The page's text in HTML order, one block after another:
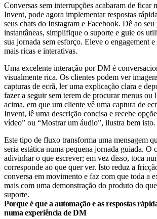
Conversas sem interrupções acabaram de ficar
Invent, pode agora implementar respostas
seus chats do Instagram e Facebook. Dê ao
instantâneas, simplifique o suporte e guie os
sua jornada sem esforço. Eleve o engagement
mais ricas e interativas.
Uma excelente interação por DM é
visualmente rica. Os clientes podem ver
capturas de ecrã, ler uma explicação clara e
fazer a seguir sem terem de procurar menus
acima, em que um cliente vê uma captura de
Invent, lê uma descrição concisa e recebe
vídeo” ou “Mostrar um áudio”, ilustra bem isto.
Este tipo de fluxo transforma uma mensagem
seria estática numa pequena jornada guiada. O
adivinhar o que escrever; em vez disso, toca
corresponde ao que quer ver. Isto reduz a
conversa em movimento e faz com que toda a
mais com uma demonstração do produto do
suporte.
Porque é que a automação e as respostas
numa experiência de DM